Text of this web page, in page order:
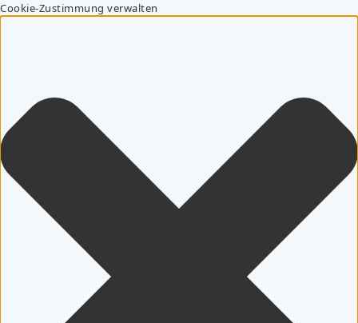
Cookie-Zustimmung verwalten